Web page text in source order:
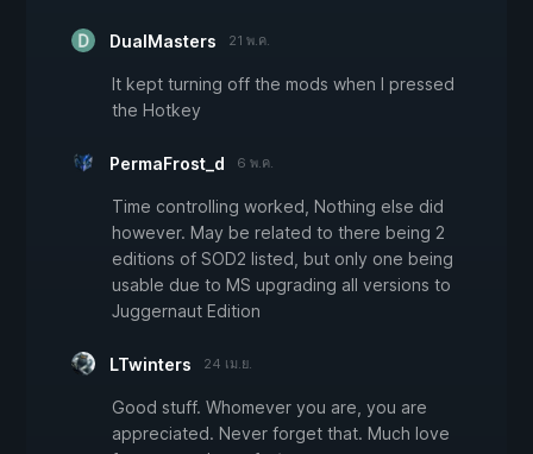
DualMasters 21 พ.ค.
It kept turning off the mods when I pressed
the Hotkey
PermaFrost_d 6 พ.ค.
Time controlling worked, Nothing else did
however. May be related to there being 2
editions of SOD2 listed, but only one being
usable due to MS upgrading all versions to
Juggernaut Edition
LTwinters 24 เม.ย.
Good stuff. Whomever you are, you are
appreciated. Never forget that. Much love